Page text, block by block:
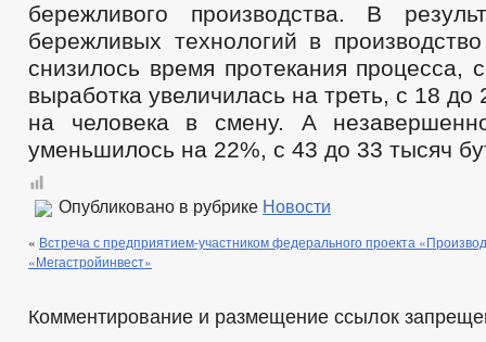
бережливого производства. В
бережливых технологий в
снизилось время протекания процесса,
выработка увеличилась на треть, с 18 до
на человека в смену. А
уменьшилось на 22%, с 43 до 33 тысяч
Опубликовано в рубрике Новости
« Встреча с предприятием-участником федерального проекта
«Мегастройинвест»
Комментирование и размещение ссылок